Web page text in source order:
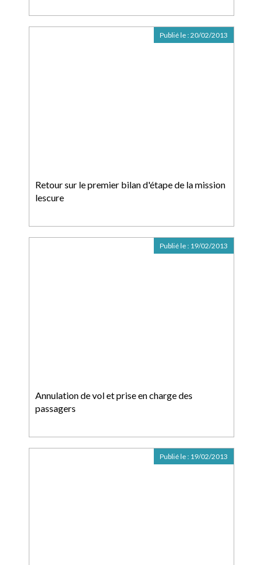
Retour sur le premier bilan d'étape de la mission
lescure
Publié le :20/02/2013
Annulation de vol et prise en charge des
passagers
Publié le : 19/02/2013
Publié le : 19/02/2013